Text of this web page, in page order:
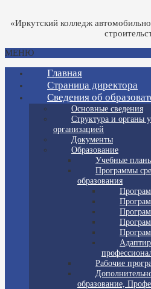
«Иркутский колледж
МЕНЮ
Главная
Страница директора
Сведения об
Основные сведения
Структура и органы
организацией
Документы
Образование
Учебные
Программы
образования
Рабочие
образование,